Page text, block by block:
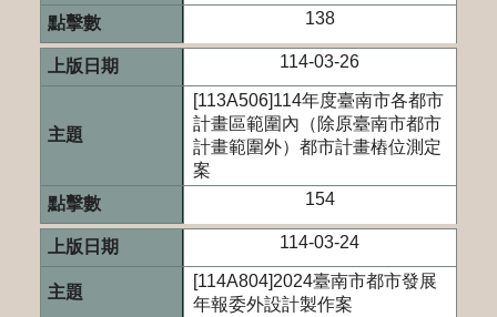
138
114-03-26
[113A506]114年度臺南市各都市
計畫區範圍內（除原臺南市都市
計畫範圍外）都市計畫樁位測定
案
154
114-03-24
[114A804]2024臺南市都市發展
年報委外設計製作案